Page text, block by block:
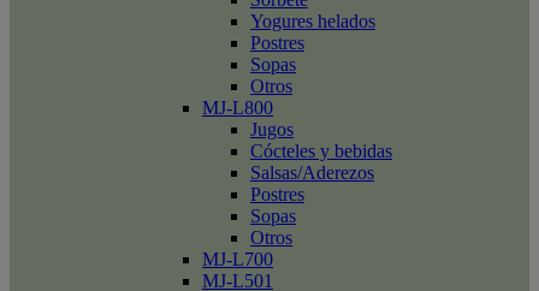
Yogures helados
Postres
Sopas
Otros
MJ-L800
Jugos
Cócteles y bebidas
Salsas/Aderezos
Postres
Sopas
Otros
MJ-L700
MJ-L501